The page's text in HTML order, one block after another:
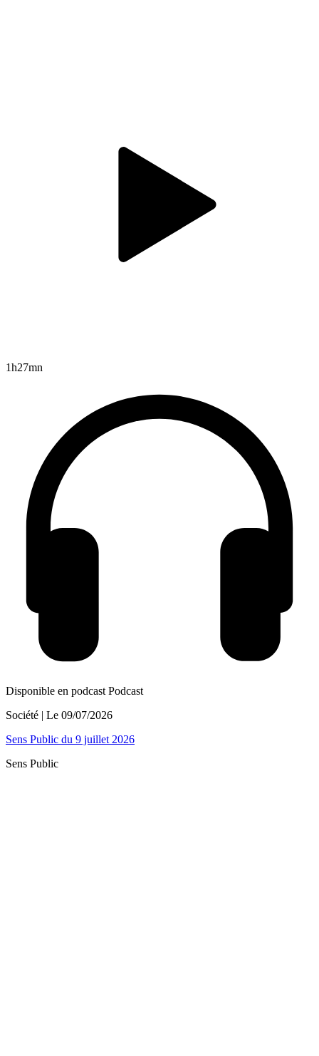
1h27mn
Disponible en podcast Podcast
Société | Le 09/07/2026
Sens Public du 9 juillet 2026
Sens Public